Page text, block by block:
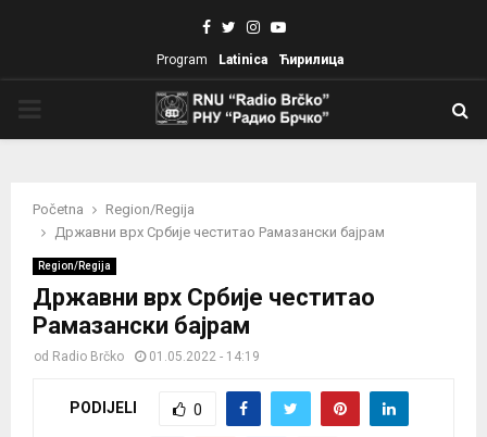
Facebook
TwitterInstagram
Youtube
Program Latinica Ћирилица
Početna
Region/Regija
Државни врх Србије честитао Рамазански бајрам
Region/Regija
Државни врх Србије честитао
Рамазански бајрам
od Radio Brčko 01.05.2022 - 14:19
PODIJELI 0